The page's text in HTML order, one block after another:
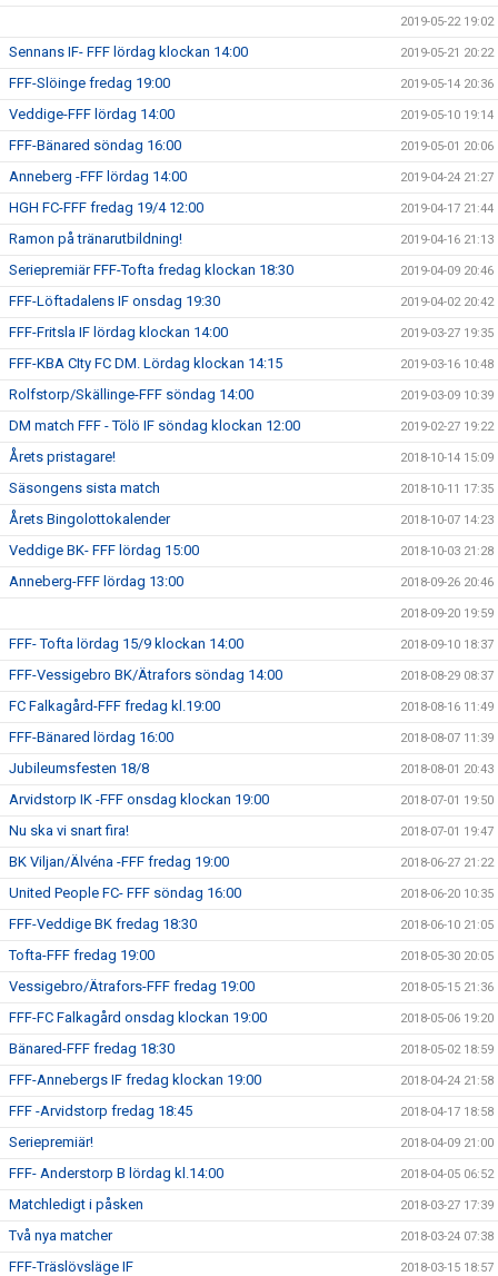
2019-05-22 19:02
Sennans IF- FFF lördag klockan 14:00 2019-05-21 20:22
FFF-Slöinge fredag 19:00 2019-05-14 20:36
Veddige-FFF lördag 14:00 2019-05-10 19:14
FFF-Bänared söndag 16:00 2019-05-01 20:06
Anneberg -FFF lördag 14:00 2019-04-24 21:27
HGH FC-FFF fredag 19/4 12:00 2019-04-17 21:44
Ramon på tränarutbildning! 2019-04-16 21:13
Seriepremiär FFF-Tofta fredag klockan 18:30 2019-04-09 20:46
FFF-Löftadalens IF onsdag 19:30 2019-04-02 20:42
FFF-Fritsla IF lördag klockan 14:00 2019-03-27 19:35
FFF-KBA CIty FC DM. Lördag klockan 14:15 2019-03-16 10:48
Rolfstorp/Skällinge-FFF söndag 14:00 2019-03-09 10:39
DM match FFF - Tölö IF söndag klockan 12:00 2019-02-27 19:22
Årets pristagare! 2018-10-14 15:09
Säsongens sista match 2018-10-11 17:35
Årets Bingolottokalender 2018-10-07 14:23
Veddige BK- FFF lördag 15:00 2018-10-03 21:28
Anneberg-FFF lördag 13:00 2018-09-26 20:46
2018-09-20 19:59
FFF- Tofta lördag 15/9 klockan 14:00 2018-09-10 18:37
FFF-Vessigebro BK/Ätrafors söndag 14:00 2018-08-29 08:37
FC Falkagård-FFF fredag kl.19:00 2018-08-16 11:49
FFF-Bänared lördag 16:00 2018-08-07 11:39
Jubileumsfesten 18/8 2018-08-01 20:43
Arvidstorp IK -FFF onsdag klockan 19:00 2018-07-01 19:50
Nu ska vi snart fira! 2018-07-01 19:47
BK Viljan/Älvéna -FFF fredag 19:00 2018-06-27 21:22
United People FC- FFF söndag 16:00 2018-06-20 10:35
FFF-Veddige BK fredag 18:30 2018-06-10 21:05
Tofta-FFF fredag 19:00 2018-05-30 20:05
Vessigebro/Ätrafors-FFF fredag 19:00 2018-05-15 21:36
FFF-FC Falkagård onsdag klockan 19:00 2018-05-06 19:20
Bänared-FFF fredag 18:30 2018-05-02 18:59
FFF-Annebergs IF fredag klockan 19:00 2018-04-24 21:58
FFF -Arvidstorp fredag 18:45 2018-04-17 18:58
Seriepremiär! 2018-04-09 21:00
FFF- Anderstorp B lördag kl.14:00 2018-04-05 06:52
Matchledigt i påsken 2018-03-27 17:39
Två nya matcher 2018-03-24 07:38
FFF-Träslövsläge IF 2018-03-15 18:57